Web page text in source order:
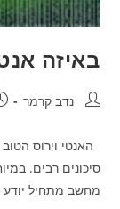
באיזה
מחבר:נדב קרמר
האנטי וירוס
סיכונים רבים.
מחשב מתחיל יודע